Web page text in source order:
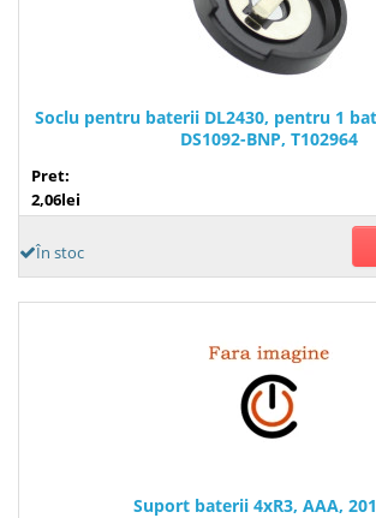
Soclu pentru baterii DL2430, pentru 1
DS1092-BNP, T102964
Pret:
2,06lei
În stoc
Suport baterii 4xR3, AAA,